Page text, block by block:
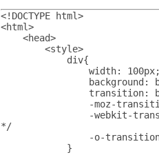
<!DOCTYPE html>
<html>
<head>
<style>
div{
width: 100px;
background:
transition:
-moz-transition:
-webkit-transition:
*/
-o-transition:
}